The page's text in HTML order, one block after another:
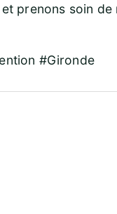
prenons soin
#Gironde